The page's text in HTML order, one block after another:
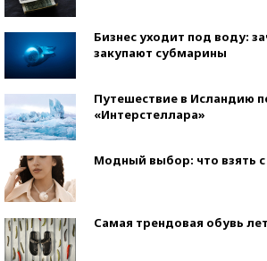
Бизнес уходит под воду:
закупают субмарины
Путешествие в Исландию
«Интерстеллара»
Модный выбор: что взять с
Самая трендовая обувь